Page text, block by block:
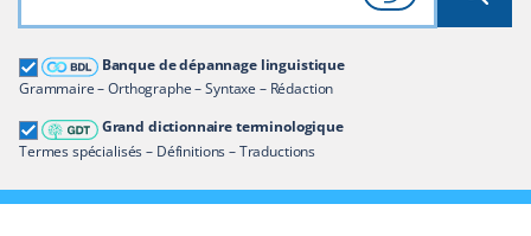
Banque de dépannage linguistique
Grammaire – Orthographe – Syntaxe – Rédaction
Grand dictionnaire terminologique
Termes spécialisés – Définitions – Traductions
Grand dictionnaire terminologique
Restreindre aux termes